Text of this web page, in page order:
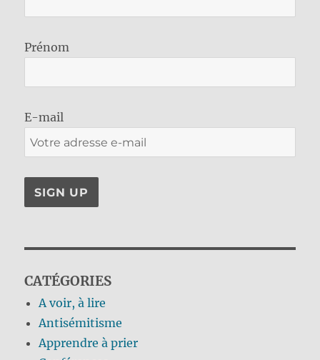
Prénom
E-mail
CATÉGORIES
A voir, à lire
Antisémitisme
Apprendre à prier